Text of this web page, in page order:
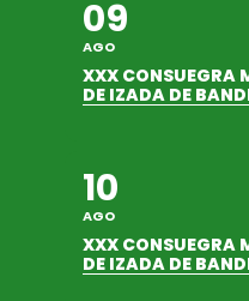
09
AGO
XXX CONSUEGRA
DE IZADA DE
10
AGO
XXX CONSUEGRA
DE IZADA DE